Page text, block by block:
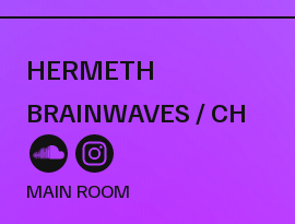
HERMETH
BRAINWAVES / CH
MAIN ROOM